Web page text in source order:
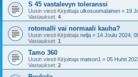
S 45 vastalevyn toleranssi
Uusin viesti Kirjoittaja ulkosuomalainen « 19
Vastaukset: 4
rotomalli vai normaali kauha?
Uusin viesti Kirjoittaja nelja « 14 Joulu 2024,
Vastaukset: 1
Tamo 360
Uusin viesti Kirjoittaja matson1 « 05 Huhti
Vastaukset: 2